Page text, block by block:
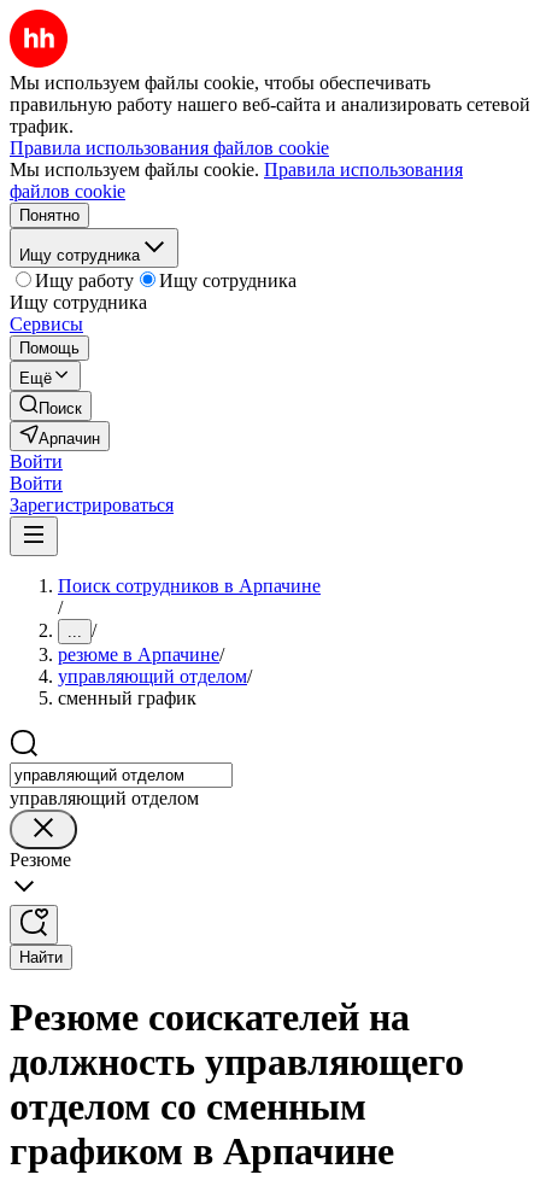
Мы используем файлы cookie, чтобы обеспечивать
правильную работу нашего веб-сайта и анализировать сетевой
трафик.
Правила использования файлов cookie
Мы используем файлы cookie. Правила использования
файлов cookie
Понятно
Ищу сотрудника
Ищу работу
Ищу сотрудника
Ищу сотрудника
Сервисы
Помощь
Ещё
Поиск
Арпачин
Войти
Войти
Зарегистрироваться
Поиск сотрудников в Арпачине
/
... /
резюме в Арпачине/
управляющий отделом/
сменный график
управляющий отделом
Резюме
Найти
Резюме соискателей на
должность управляющего
отделом со сменным
графиком в Арпачине